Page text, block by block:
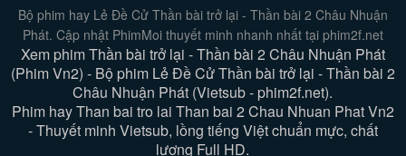
Bộ phim hay Lẻ Đề Cử Thần bài trở lại - Thần bài 2 Châu Nhuận
Phát. Cập nhật PhimMoi thuyết minh nhanh nhất tại phim2f.net
Xem phim Thần bài trở lại - Thần bài 2 Châu Nhuận Phát
(Phim Vn2) - Bộ phim Lẻ Đề Cử Thần bài trở lại - Thần bài 2
Châu Nhuận Phát (Vietsub - phim2f.net).
Phim hay Than bai tro lai Than bai 2 Chau Nhuan Phat Vn2
- Thuyết minh Vietsub, lồng tiếng Việt chuẩn mực, chất
lượng Full HD.